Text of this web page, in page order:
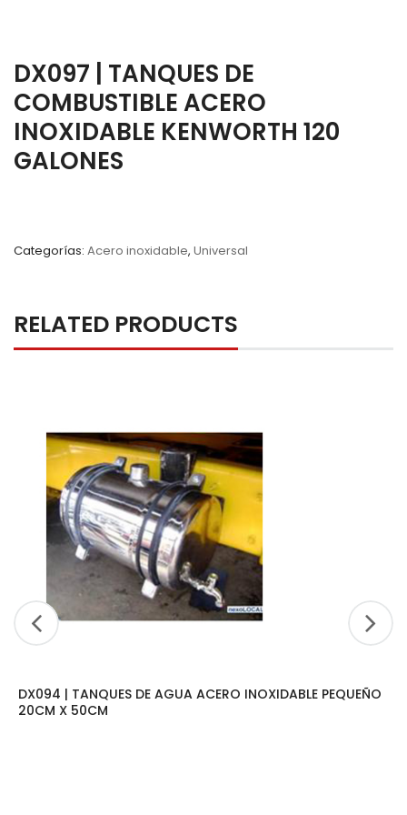
DX097 | TANQUES DE
COMBUSTIBLE ACERO
INOXIDABLE KENWORTH 120
GALONES
Categorías: Acero inoxidable, Universal
RELATED PRODUCTS
DX094 | TANQUES DE AGUA ACERO INOXIDABLE PEQUEÑO
20CM X 50CM